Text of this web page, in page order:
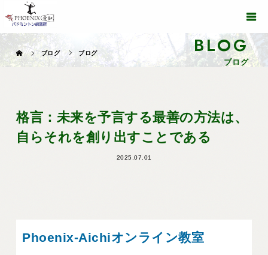
BLOG
ブログ
ブログ ブログ
格言：未来を予言する最善の方法は、
自らそれを創り出すことである
2025.07.01
Phoenix-Aichiオンライン教室